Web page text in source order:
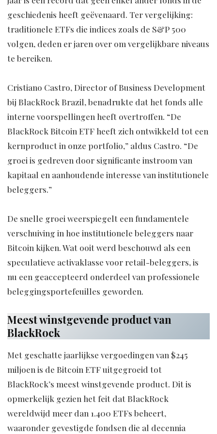
geschiedenis heeft geëvenaard. Ter vergelijking:
traditionele ETFs die indices zoals de S&P 500
volgen, deden er jaren over om vergelijkbare niveaus
te bereiken.
Cristiano Castro, Director of Business Development
bij BlackRock Brazil, benadrukte dat het fonds alle
interne voorspellingen heeft overtroffen. “De
BlackRock Bitcoin ETF heeft zich ontwikkeld tot een
kernproduct in onze portfolio,” aldus Castro. “De
groei is gedreven door significante instroom van
kapitaal en aanhoudende interesse van institutionele
beleggers.”
De snelle groei weerspiegelt een fundamentele
verschuiving in hoe institutionele beleggers naar
Bitcoin kijken. Wat ooit werd beschouwd als een
speculatieve activaklasse voor retail-beleggers, is
nu een geaccepteerd onderdeel van professionele
beleggingsportefeuilles geworden.
Meest winstgevende product van
BlackRock
Met geschatte jaarlijkse vergoedingen van $245
miljoen is de Bitcoin ETF uitgegroeid tot
BlackRock’s meest winstgevende product. Dit is
opmerkelijk gezien het feit dat BlackRock
wereldwijd meer dan 1.400 ETFs beheert,
waaronder gevestigde fondsen die al decennia